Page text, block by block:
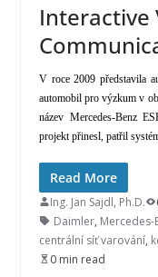
Interactive
V roce 2009 představila
automobil pro výzkum v
název Mercedes-Benz
projekt přinesl, patřil
Read More
Ing. Jan Sajdl, Ph.D.
Daimler, Mercedes-
centrální síť varování,
0 min read